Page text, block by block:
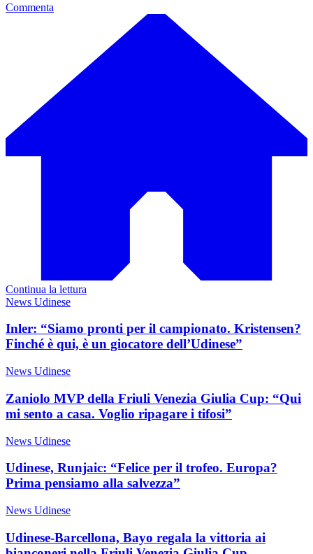
Commenta
Continua la lettura
News Udinese
Inler: “Siamo pronti per il campionato. Kristensen?
Finché è qui, è un giocatore dell’Udinese”
News Udinese
Zaniolo MVP della Friuli Venezia Giulia Cup: “Qui
mi sento a casa. Voglio ripagare i tifosi”
News Udinese
Udinese, Runjaic: “Felice per il trofeo. Europa?
Prima pensiamo alla salvezza”
News Udinese
Udinese-Barcellona, Bayo regala la vittoria ai